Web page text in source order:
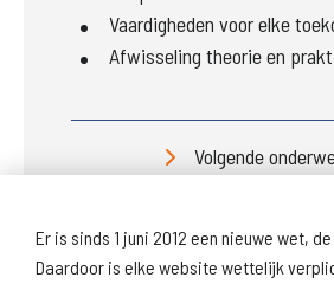
Er is sinds 1 juni 2012 een nieuwe wet,
Daardoor is elke website wettelijk
Vaardigheden voor elke
Afwisseling theorie en
Volgende